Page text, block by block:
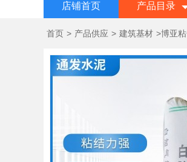
店铺首页 产品目录
首页 > 产品供应 > 建筑基材 >博亚